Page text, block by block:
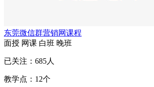
东莞微信群营销网课程
面授 网课 白班 晚班
已关注： 685人
教学点： 12个